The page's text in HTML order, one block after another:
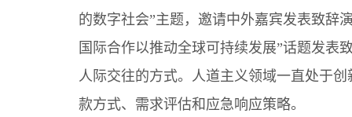
的数字社会”主题，邀请中外嘉宾发表致辞
国际合作以推动全球可持续发展”话题发表
人际交往的方式。人道主义领域一直处于
款方式、需求评估和应急响应策略。